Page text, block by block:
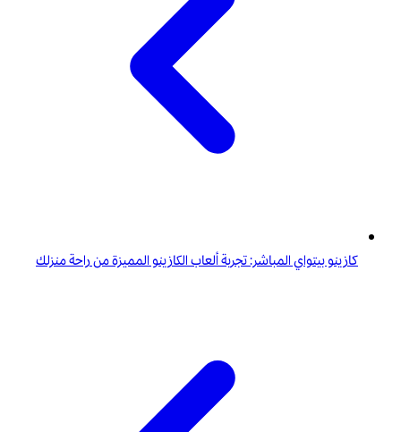
كازينو بيتواي المباشر: تجربة ألعاب الكازينو المميزة من راحة منزلك